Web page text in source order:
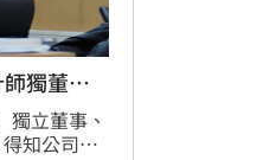
獨董起
立董事、
知公司將